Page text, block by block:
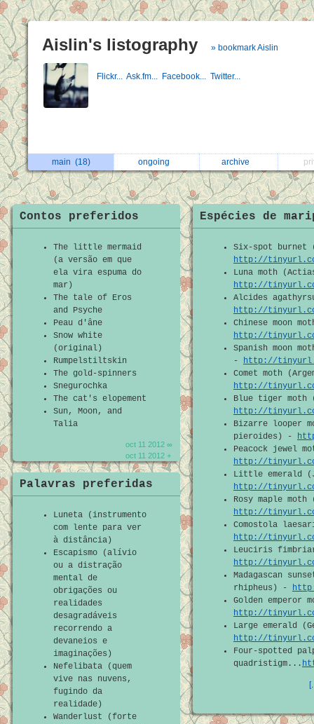
Aislin's listography » bookmark Aislin
Flickr... Ask.fm... Facebook... Twitter...
main (18) ongoing archive
Contos preferidos
The little mermaid
(a versão em que
ela vira espuma do
mar)
The tale of Eros
and Psyche
Peau d'âne
Snow white
(original)
Rumpelstiltskin
The gold-spinners
Snegurochka
The cat's elopement
Sun, Moon, and
Talia
oct 11 2012 ∞
oct 11 2012 +
Palavras preferidas
Luneta (instrumento
com lente para ver
à distância)
Escapismo (alívio
ou a distração
mental de
obrigações ou
realidades
desagradáveis
recorrendo a
devaneios e
imaginações)
Nefelibata (quem
vive nas nuvens,
fugindo da
realidade)
Wanderlust (forte
Espécies de
Six-spot burnet
http://
Luna moth
http://
Alcides
http://
Chinese moon
http://
Spanish moon
-
http://
Comet moth
http://
Blue tiger moth
http://
Bizarre looper
pieroides) -
Peacock jewel
http://
Little emerald
http://
Rosy maple
http://
Comostola
http://
Leuciris
http://
Madagascan
rhipheus) -
Golden emperor
http://
Large emerald
http://
Four-spotted
quadristigm...